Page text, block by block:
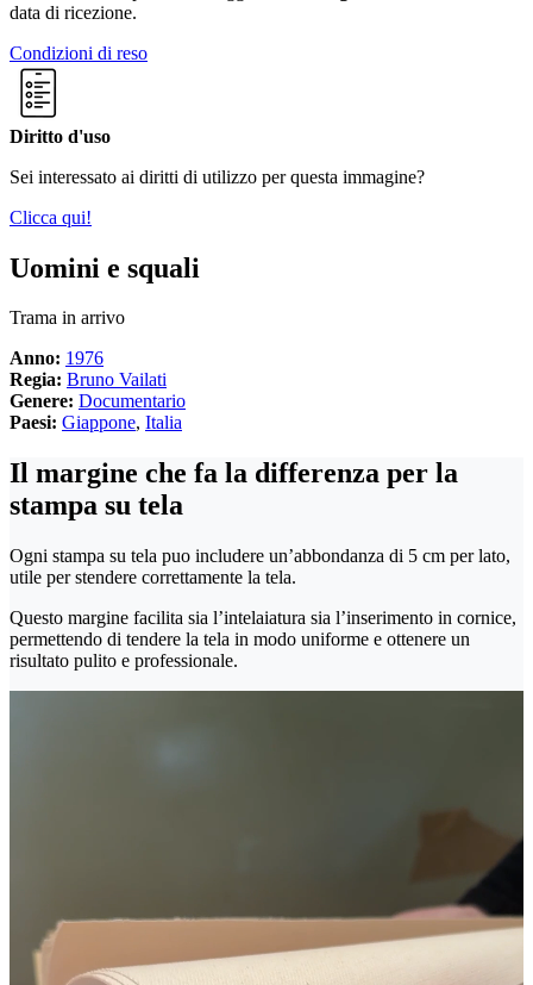
data di ricezione.
Condizioni di reso
Diritto d'uso
Sei interessato ai diritti di utilizzo per questa immagine?
Clicca qui!
Uomini e squali
Trama in arrivo
Anno: 1976
Regia: Bruno Vailati
Genere: Documentario
Paesi: Giappone, Italia
Il margine che fa la differenza per la
stampa su tela
Ogni stampa su tela puo includere un’abbondanza di 5 cm per lato,
utile per stendere correttamente la tela.
Questo margine facilita sia l’intelaiatura sia l’inserimento in cornice,
permettendo di tendere la tela in modo uniforme e ottenere un
risultato pulito e professionale.